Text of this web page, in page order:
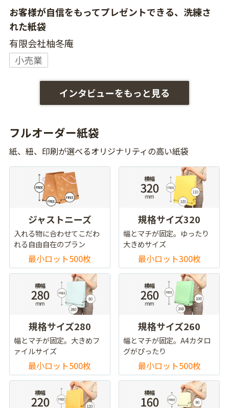
お客様が自信をもってプレゼントできる、洗練さ
れた紙袋
有限会社柚冬庵
小売業
インタビューをもっと見る
フルオーダー紙袋
紙、紐、印刷が選べるオリジナリティの高い紙袋
ジャストニーズ
入れる物に合わせてこだわ
れる自由自在のプラン
最小ロット500枚
規格サイズ320
幅とマチが固定。ゆったり
大きめサイズ
最小ロット300枚
規格サイズ280
幅とマチが固定。大きめフ
ァイルサイズ
最小ロット500枚
規格サイズ260
幅とマチが固定。A4カタロ
グがぴったり
最小ロット500枚